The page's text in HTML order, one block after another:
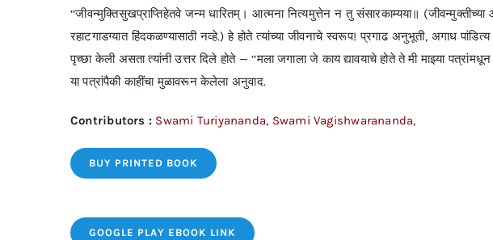
‘‘जीवन्मुक्तिसुखप्राप्तिहेतवे जन्म धारितम्। आत्मना नित्यमुत्तेन न तु संसारकाम्यया॥
रहाटगाडग्यात हिंदकळण्यासाठी नव्हे.) हे होते त्यांच्या जीवनाचे स्वरूप! प्रगाढ अनुभूती, अगाध
पृच्छा केली असता त्यांनी उत्तर दिले होते — ‘‘मला जगाला जे काय द्यावयाचे होते ते मी माझ्या
या पत्रांपैकी काहींचा मुळावरून केलेला अनुवाद.
Contributors : Swami Turiyananda, Swami Vagishwarananda,
BUY PRINTED BOOK
GOOGLE PLAY EBOOK LINK